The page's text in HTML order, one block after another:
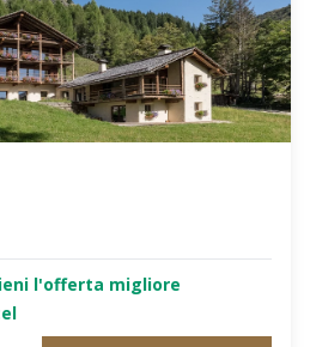
l'offerta migliore